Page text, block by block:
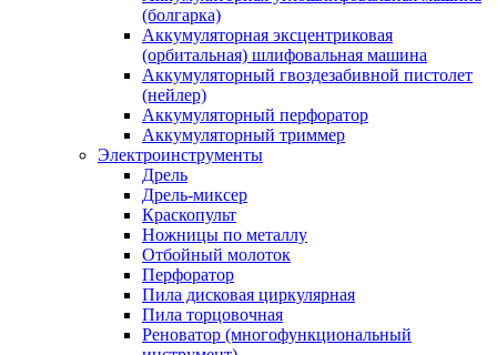
(болгарка)
Аккумуляторная эксцентриковая
(орбитальная) шлифовальная машина
Аккумуляторный гвоздезабивной пистолет
(нейлер)
Аккумуляторный перфоратор
Аккумуляторный триммер
Электроинструменты
Дрель
Дрель-миксер
Краскопульт
Ножницы по металлу
Отбойный молоток
Перфоратор
Пила дисковая циркулярная
Пила торцовочная
Реноватор (многофункциональный